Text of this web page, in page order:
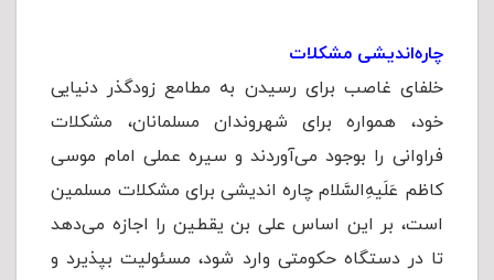
چاره‌اندیشی مشکلات
خلفای غاصب برای رسیدن به مطامع زودگذر دنیایی
خود، همواره برای شهروندان مسلمانان، مشکلات
فراوانی را بوجود می‌آوردند و سیره عملی امام موسی
کاظم عَلَیهِ‌السَّلام چاره اندیشی برای مشکلات مسلمین
است، بر این اساس علی بن یقطین را اجازه می‌دهد
تا در دستگاه حکومتی وارد شود، مسئولیت بپذیرد و